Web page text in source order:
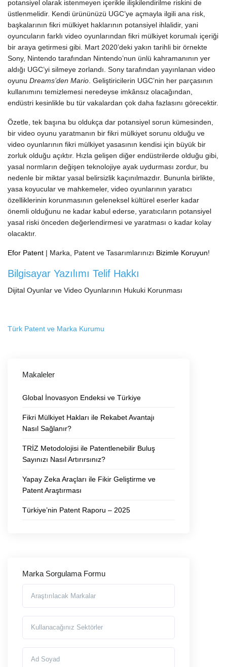
potansiyel olarak istenmeyen içerikle ilişkilendirilme riskini de
üstlenmelidir. Kendi ürününüzü UGC’ye açmayla ilgili ana risk,
başkalarının fikri mülkiyet haklarının potansiyel ihlalidir, yani
oyuncuların farklı video oyunlarından fikri mülkiyet korumalı içeriği
bir araya getirmesi gibi. Mart 2020’deki yakın tarihli bir örnekte
Sony, Nintendo tarafından Nintendo’nun ünlü kahramanının yer
aldığı UGC’yi silmeye zorlandı. Sony tarafından yayınlanan video
oyunu Dreams’den Mario . Geliştiricilerin UGC’nin her parçasının
kullanımını temizlemesi neredeyse imkânsız olacağından,
endüstri kesinlikle bu tür vakalardan çok daha fazlasını görecektir.
Özetle, tek başına bu oldukça dar potansiyel sorun kümesinden,
bir video oyunu yaratmanın bir fikri mülkiyet sorunu olduğu ve
video oyunlarının fikri mülkiyet yasasının kendisi için büyük bir
zorluk olduğu açıktır. Hızla gelişen diğer endüstrilerde olduğu gibi,
yasal normların değişen teknolojiye ayak uydurması zordur, bu
nedenle bir miktar yasal belirsizlik kaçınılmazdır. Bununla birlikte,
yasa koyucular ve mahkemeler, video oyunlarının yaratıcı
özelliklerinin korunmasının geleneksel kültürel eserler kadar
önemli olduğunu ne kadar kabul ederse, yaratıcıların potansiyel
yasal riski önceden değerlendirmesi ve yaratması o kadar kolay
olacaktır.
Efor Patent | Marka, Patent ve Tasarımlarınızı Bizimle Koruyun!
Bilgisayar Yazılımı Telif Hakkı
Dijital Oyunlar ve Video Oyunlarının Hukuki Korunması
Türk Patent ve Marka Kurumu
Makaleler
Global İnovasyon Endeksi ve Türkiye
Fikri Mülkiyet Hakları ile Rekabet Avantajı
Nasıl Sağlanır?
TRİZ Metodolojisi ile Patentlenebilir Buluş
Sayınızı Nasıl Artırırsınız?
Yapay Zeka Araçları ile Fikir Geliştirme ve
Patent Araştırması
Türkiye’nin Patent Raporu – 2025
Marka Sorgulama Formu